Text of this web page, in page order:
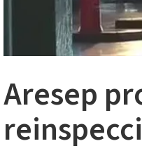
Aresep